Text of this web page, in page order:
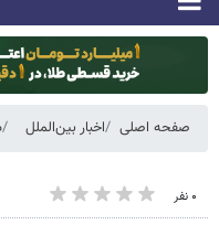
صفحه اصلی اخبار بین‌الملل
۰ نفر